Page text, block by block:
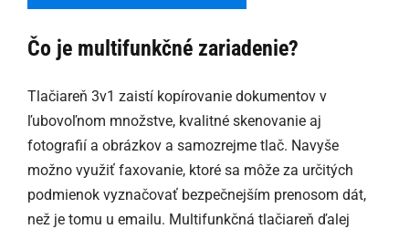
Čo je multifunkčné zariadenie?
Tlačiareň 3v1 zaistí kopírovanie dokumentov v
ľubovoľnom množstve, kvalitné skenovanie aj
fotografií a obrázkov a samozrejme tlač. Navyše
možno využiť faxovanie, ktoré sa môže za určitých
podmienok vyznačovať bezpečnejším prenosom dát,
než je tomu u emailu. Multifunkčná tlačiareň ďalej